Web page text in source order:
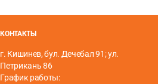
КОНТАКТЫ
г. Кишинев, бул. Дечебал 91; ул.
Петрикань 86
График работы: